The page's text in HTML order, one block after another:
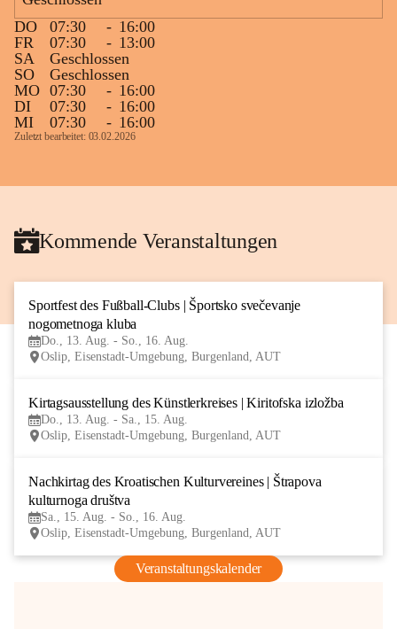
DO
07:30 - 16:00
FR
07:30 - 13:00
SA
Geschlossen
SO
Geschlossen
MO 07:30 - 16:00
DI
07:30 - 16:00
MI
07:30 - 16:00
Zuletzt bearbeitet: 03.02.2026
Kommende Veranstaltungen
Sportfest des Fußball-Clubs | Športsko svečevanje
nogometnoga kluba
Do., 13. Aug. - So., 16. Aug.
Oslip, Eisenstadt-Umgebung, Burgenland, AUT
Kirtagsausstellung des Künstlerkreises | Kiritofska izložba
Do., 13. Aug. - Sa., 15. Aug.
Oslip, Eisenstadt-Umgebung, Burgenland, AUT
Nachkirtag des Kroatischen Kulturvereines | Štrapova
kulturnoga društva
Sa., 15. Aug. - So., 16. Aug.
Oslip, Eisenstadt-Umgebung, Burgenland, AUT
Veranstaltungskalender